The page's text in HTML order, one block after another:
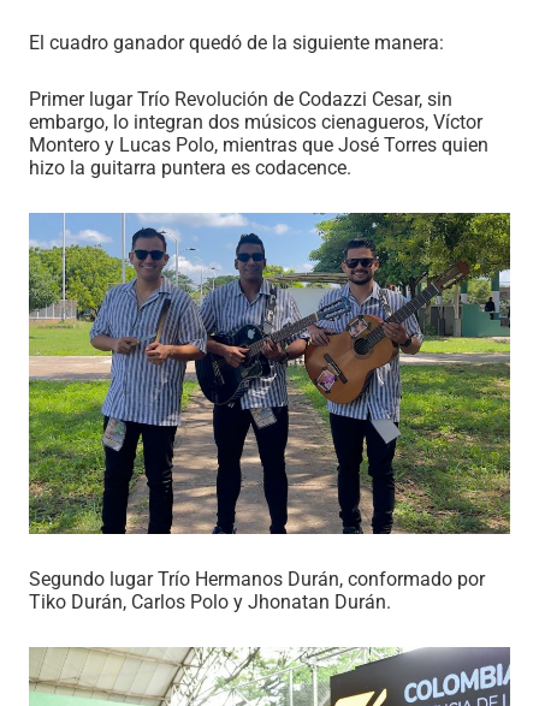
El cuadro ganador quedó de la siguiente manera:
Primer lugar Trío Revolución de Codazzi Cesar, sin
embargo, lo integran dos músicos cienagueros, Víctor
Montero y Lucas Polo, mientras que José Torres quien
hizo la guitarra puntera es codacence.
Segundo lugar Trío Hermanos Durán, conformado por
Tiko Durán, Carlos Polo y Jhonatan Durán.